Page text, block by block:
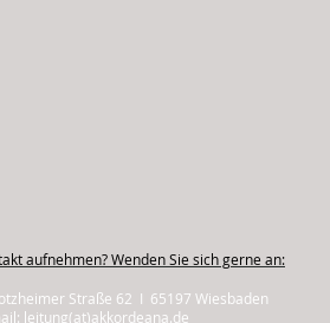
aufnehmen? Wenden Sie sich gerne an:
Straße 62 I 65197 Wiesbaden
leitung(at)akkordeana.de